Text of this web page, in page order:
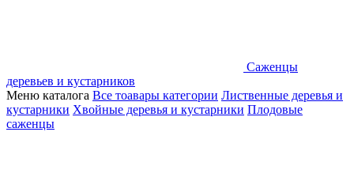
Саженцы
деревьев и кустарников
Меню каталога Все тоавары категории Лиственные деревья и
кустарники Хвойные деревья и кустарники Плодовые
саженцы